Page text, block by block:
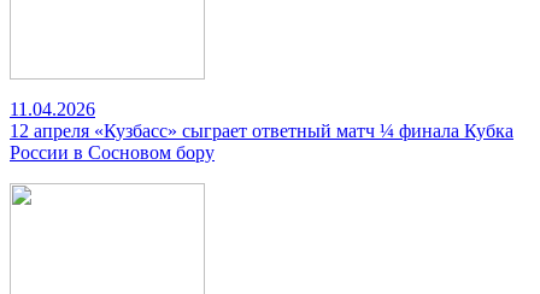
11.04.2026
12 апреля «Кузбасс» сыграет ответный матч ¼ финала Кубка
России в Сосновом бору